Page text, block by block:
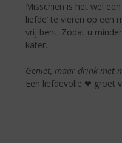
Misschien is het wel
liefde’ te vieren op een
vrij bent. Zodat u
kater.
Geniet, maar drink met
Een liefdevolle ❤ groet